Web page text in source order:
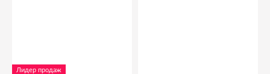
Лидер продаж